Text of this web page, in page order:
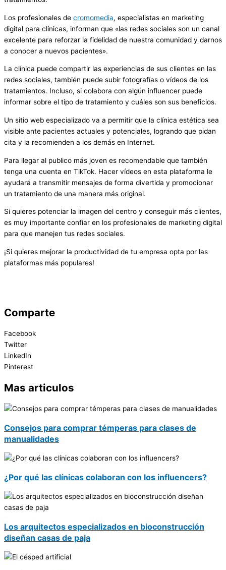
Los profesionales de cromomedia, especialistas en marketing
digital para clínicas, informan que «las redes sociales son un canal
excelente para reforzar la fidelidad de nuestra comunidad y darnos
a conocer a nuevos pacientes».
La clínica puede compartir las experiencias de sus clientes en las
redes sociales, también puede subir fotografías o vídeos de los
tratamientos. Incluso, si colabora con algún influencer puede
informar sobre el tipo de tratamiento y cuáles son sus beneficios.
Un sitio web especializado va a permitir que la clínica estética sea
visible ante pacientes actuales y potenciales, logrando que pidan
cita y la recomienden a los demás en Internet.
Para llegar al publico más joven es recomendable que también
tenga una cuenta en TikTok. Hacer vídeos en esta plataforma le
ayudará a transmitir mensajes de forma divertida y promocionar
un tratamiento de una manera más original.
Si quieres potenciar la imagen del centro y conseguir más clientes,
es muy importante confiar en los profesionales de marketing digital
para que manejen tus redes sociales.
¡Si quieres mejorar la productividad de tu empresa opta por las
plataformas más populares!
Comparte
Facebook
Twitter
LinkedIn
Pinterest
Mas articulos
Consejos para comprar témperas para clases de
manualidades
¿Por qué las clínicas colaboran con los influencers?
Los arquitectos especializados en bioconstrucción
diseñan casas de paja